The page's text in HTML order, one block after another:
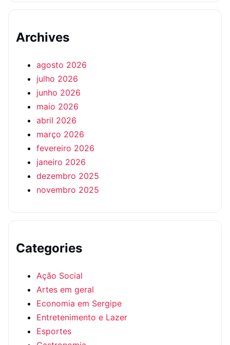
Archives
agosto 2026
julho 2026
junho 2026
maio 2026
abril 2026
março 2026
fevereiro 2026
janeiro 2026
dezembro 2025
novembro 2025
Categories
Ação Social
Artes em geral
Economia em Sergipe
Entretenimento e Lazer
Esportes